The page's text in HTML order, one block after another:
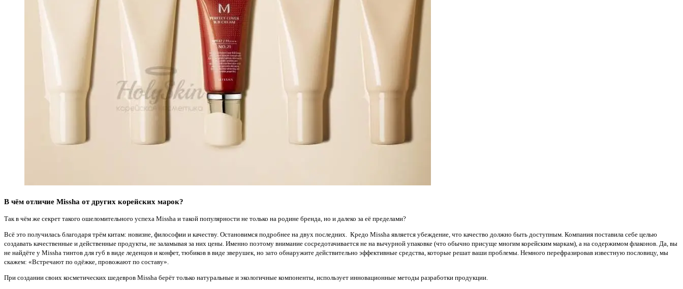
В чём отличие Missha от других корейских марок?
Так в чём же секрет такого ошеломительного успеха Missha и такой популярности не только на родине бренда, но и далеко за её пределами?
Всё это получилась благодаря трём китам: новизне, философии и качеству. Остановимся подробнее на двух последних. Кредо Missha является убеждение, что качество должно быть доступным. Компания поставила себе целью
создавать качественные и действенные продукты, не заламывая за них цены. Именно поэтому внимание сосредотачивается не на вычурной упаковке (что обычно присуще многим корейским маркам), а на содержимом флаконов. Да, вы
не найдёте у Missha тинтов для губ в виде леденцов и конфет, тюбиков в виде зверушек, но зато обнаружите действительно эффективные средства, которые решат ваши проблемы. Немного перефразировав известную пословицу, мы
скажем: «Встречают по одёжке, провожают по составу».
При создании своих косметических шедевров Missha берёт только натуральные и экологичные компоненты, использует инновационные методы разработки продукции.